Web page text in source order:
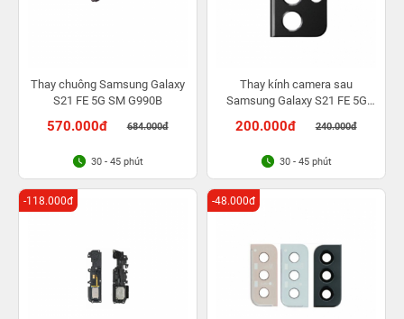
Thay chuông Samsung Galaxy
S21 FE 5G SM G990B
570.000đ 684.000đ
30 - 45 phút
Thay kính camera sau
Samsung Galaxy S21 FE 5G
200.000đ 240.000đ
30 - 45 phút
-118.000đ -48.000đ